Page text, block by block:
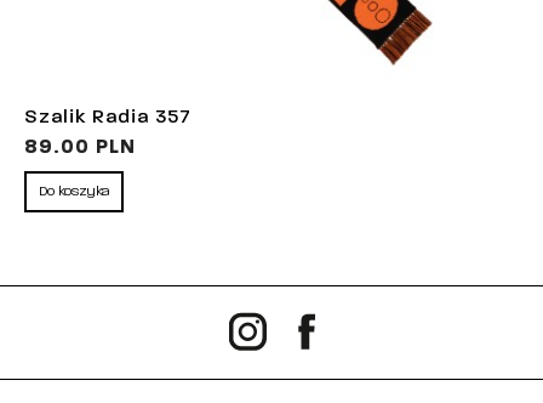
Szalik Radia 357
89.00 PLN
Do koszyka